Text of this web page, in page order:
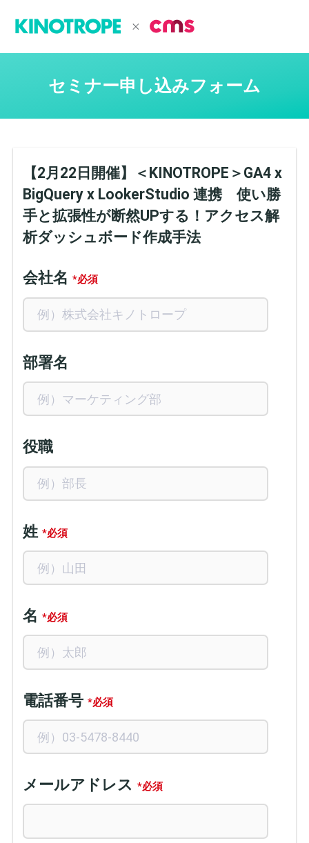
セミナー申し込みフォーム
【2月22日開催】＜KINOTROPE＞GA4 x
BigQuery x LookerStudio 連携 使い勝
手と拡張性が断然UPする！アクセス解
析ダッシュボード作成手法
会社名 *
部署名
役職
姓 *
名 *
電話番号 *
メールアドレス *